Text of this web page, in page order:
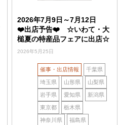
2026年7月9日～7月12日
❤️出店予告❤️ ☆いわて・大
槌夏の特産品フェアに出店☆
2026年5月25日
催事・出店情報 千葉県
埼玉県 山形県 山梨県
岩手県 愛知県 新潟県
東京都 栃木県
神奈川県 福島県